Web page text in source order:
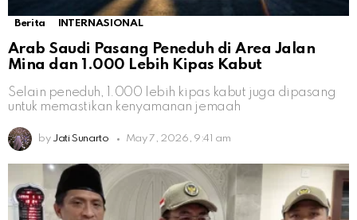
Berita INTERNASIONAL
Arab Saudi Pasang Peneduh di Area Jalan
Mina dan 1.000 Lebih Kipas Kabut
Selain peneduh, 1.000 lebih kipas kabut juga dipasang
untuk memastikan kenyamanan jemaah
by Jati Sunarto May 7, 2026, 9:41 am